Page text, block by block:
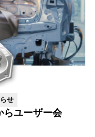
せ
らユーザー会